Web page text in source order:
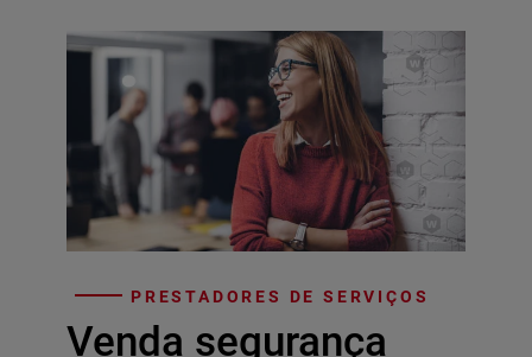
PRESTADORES DE SERVIÇOS
Venda segurança